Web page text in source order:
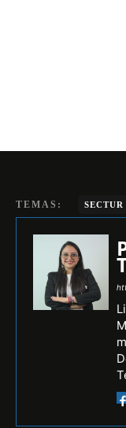
TEMAS: SECTUR